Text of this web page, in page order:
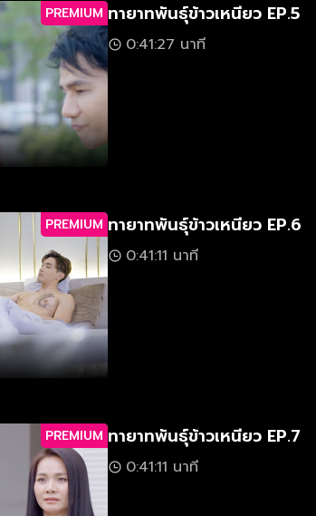
PREMIUM ทายาทพันธุ์ข้าวเหนียว EP.5
0:41:27 นาที
PREMIUM ทายาทพันธุ์ข้าวเหนียว EP.6
0:41:11 นาที
PREMIUM ทายาทพันธุ์ข้าวเหนียว EP.7
0:41:11 นาที